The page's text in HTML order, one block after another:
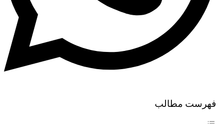
فهرست مطالب